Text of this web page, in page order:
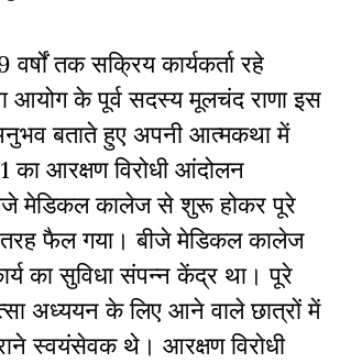
तक सक्रिय कार्यकर्ता रहे
आयोग के पूर्व सदस्य मूलचंद राणा इस
बताते हुए अपनी आत्मकथा में
का आरक्षण विरोधी आंदोलन
मेडिकल कालेज से शुरू होकर पूरे
फैल गया। बीजे मेडिकल कालेज
का सुविधा संपन्न केंद्र था। पूरे
अध्ययन के लिए आने वाले छात्रों में
स्वयंसेवक थे। आरक्षण विरोधी